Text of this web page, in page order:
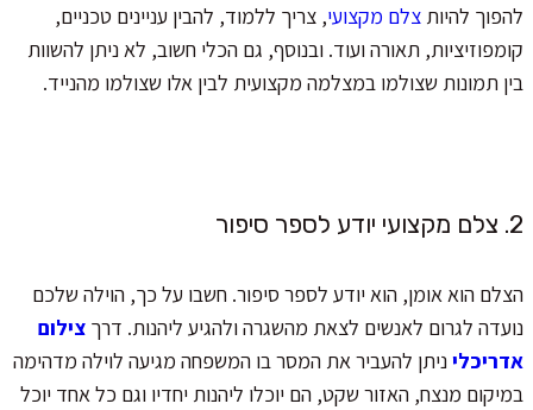
להפוך להיות צלם מקצועי, צריך ללמוד, להבין עניינים טכניים,
קומפוזיציות, תאורה ועוד. ובנוסף, גם הכלי חשוב, לא ניתן להשוות
בין תמונות שצולמו במצלמה מקצועית לבין אלו שצולמו מהנייד.
2. צלם מקצועי יודע לספר סיפור
הצלם הוא אומן, הוא יודע לספר סיפור. חשבו על כך, הוילה שלכם
נועדה לגרום לאנשים לצאת מהשגרה ולהגיע ליהנות. דרך צילום
אדריכלי ניתן להעביר את המסר בו המשפחה מגיעה לוילה מדהימה
במיקום מנצח, האזור שקט, הם יוכלו ליהנות יחדיו וגם כל אחד יוכל